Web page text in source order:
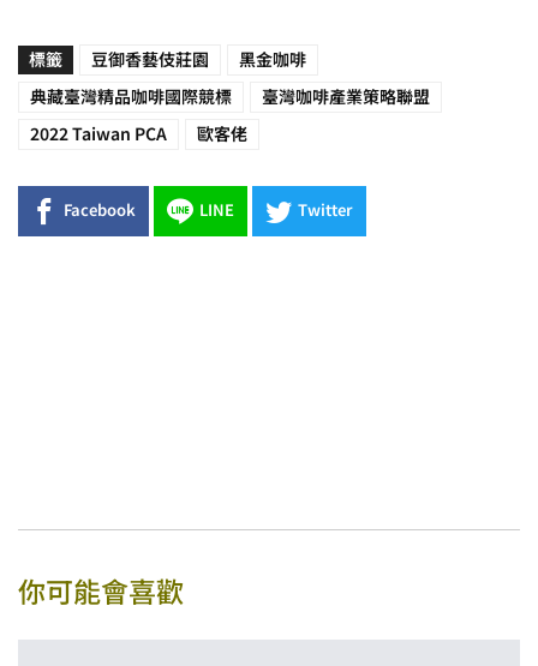
標籤 豆御香藝伎莊園 黑金咖啡
典藏臺灣精品咖啡國際競標 臺灣咖啡產業策略聯盟
2022 Taiwan PCA 歐客佬
Facebook LINE Twitter
你可能會喜歡